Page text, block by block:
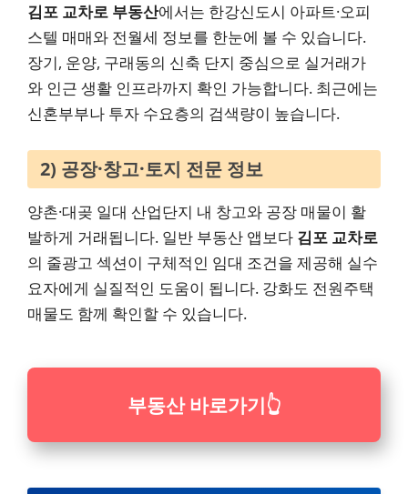
김포 교차로 부동산에서는 한강신도시 아파트·오피
스텔 매매와 전월세 정보를 한눈에 볼 수 있습니다.
장기, 운양, 구래동의 신축 단지 중심으로 실거래가
와 인근 생활 인프라까지 확인 가능합니다. 최근에는
신혼부부나 투자 수요층의 검색량이 높습니다.
2) 공장·창고·토지 전문 정보
양촌·대곶 일대 산업단지 내 창고와 공장 매물이 활
발하게 거래됩니다. 일반 부동산 앱보다 김포 교차로
의 줄광고 섹션이 구체적인 임대 조건을 제공해 실수
요자에게 실질적인 도움이 됩니다. 강화도 전원주택
매물도 함께 확인할 수 있습니다.
부동산 바로가기👆